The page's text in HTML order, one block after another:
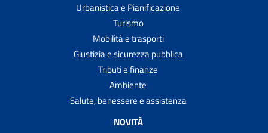
Urbanistica e Pianificazione
Turismo
Mobilità e trasporti
Giustizia e sicurezza pubblica
Tributi e finanze
Ambiente
Salute, benessere e assistenza
NOVITÀ